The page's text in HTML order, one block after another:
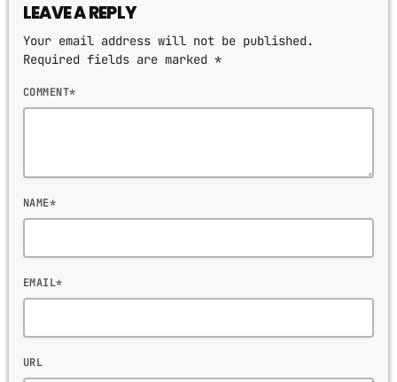
LEAVE A REPLY
Your email address will not be published.
Required fields are marked *
COMMENT*
NAME*
EMAIL*
URL